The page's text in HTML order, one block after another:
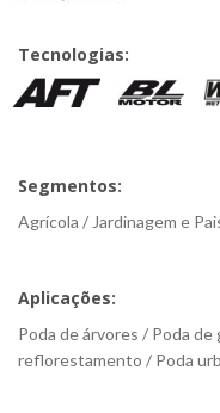
Tecnologias:
Segmentos:
Agrícola / Jardinagem e
Aplicações:
Poda de árvores / Poda
reflorestamento / Poda